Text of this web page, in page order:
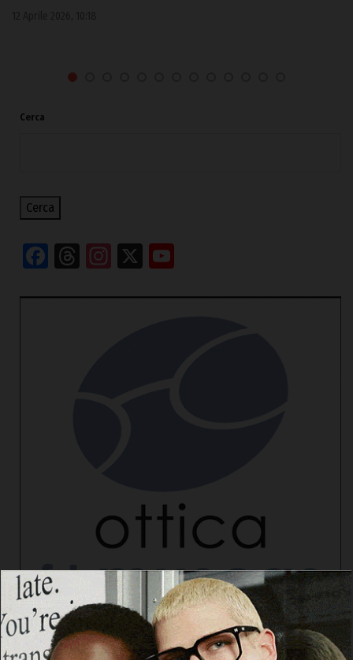
Cerca
Cerca
Facebook
Threads
Instagram
X